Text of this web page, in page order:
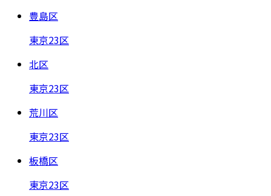
豊島区
東京23区
北区
東京23区
荒川区
東京23区
板橋区
東京23区